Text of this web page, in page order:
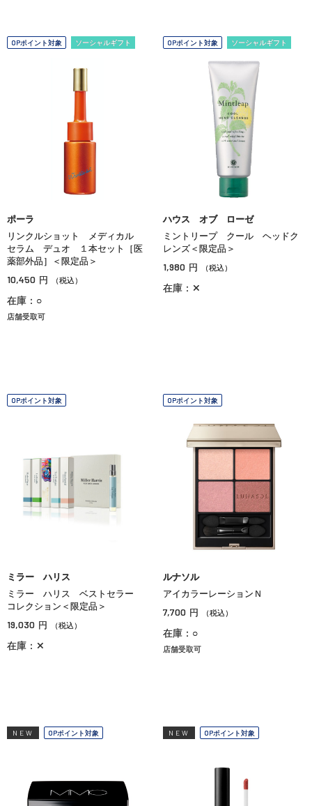
OPポイント対象 ソーシャルギフト
ポーラ
リンクルショット メディカル
セラム デュオ １本セット［医
薬部外品］＜限定品＞
10,450 円 （税込）
在庫：○
店舗受取可
OPポイント対象 ソーシャルギフト
ハウス オブ ローゼ
ミントリープ クール ヘッドク
レンズ＜限定品＞
1,980 円 （税込）
在庫：✕
OPポイント対象
ミラー ハリス
ミラー ハリス ベストセラー
コレクション＜限定品＞
19,030 円 （税込）
在庫：✕
OPポイント対象
ルナソル
アイカラーレーションＮ
7,700 円 （税込）
在庫：○
店舗受取可
NEW OPポイント対象 NEW OPポイント対象